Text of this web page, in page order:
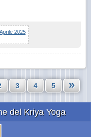
2025
3 4 5 »
del Kriya Yoga